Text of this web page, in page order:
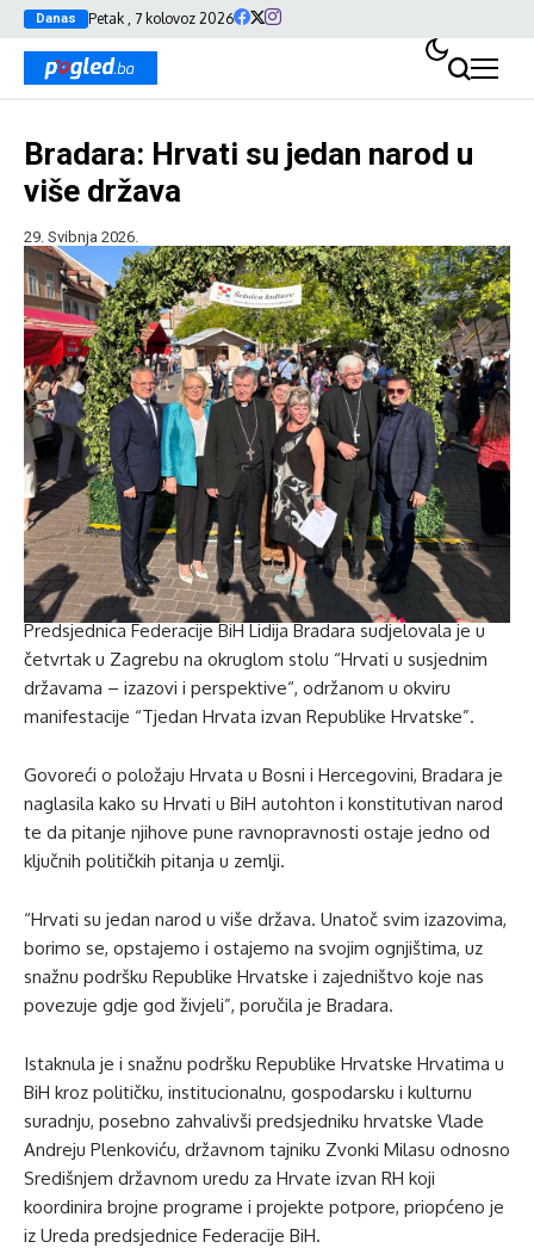
Danas Petak , 7 kolovoz 2026
Bradara: Hrvati su jedan narod u
više država
29. Svibnja 2026.
Predsjednica Federacije BiH Lidija Bradara sudjelovala je u
četvrtak u Zagrebu na okruglom stolu “Hrvati u susjednim
državama – izazovi i perspektive“, održanom u okviru
manifestacije “Tjedan Hrvata izvan Republike Hrvatske”.
Govoreći o položaju Hrvata u Bosni i Hercegovini, Bradara je
naglasila kako su Hrvati u BiH autohton i konstitutivan narod
te da pitanje njihove pune ravnopravnosti ostaje jedno od
ključnih političkih pitanja u zemlji.
“Hrvati su jedan narod u više država. Unatoč svim izazovima,
borimo se, opstajemo i ostajemo na svojim ognjištima, uz
snažnu podršku Republike Hrvatske i zajedništvo koje nas
povezuje gdje god živjeli”, poručila je Bradara.
Istaknula je i snažnu podršku Republike Hrvatske Hrvatima u
BiH kroz političku, institucionalnu, gospodarsku i kulturnu
suradnju, posebno zahvalivši predsjedniku hrvatske Vlade
Andreju Plenkoviću, državnom tajniku Zvonki Milasu odnosno
Središnjem državnom uredu za Hrvate izvan RH koji
koordinira brojne programe i projekte potpore, priopćeno je
iz Ureda predsjednice Federacije BiH.